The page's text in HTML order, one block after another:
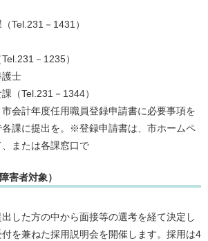
Tel.231－1431）
－1235）
士
（Tel.231－1344）
会計年度任用職員登録申請書に必要事項を
課に提出を。※登録申請書は、市ホームペ
または各課窓口で
害者対象）
した方の中から面接等の選考を経て決定し
を兼ねた採用説明会を開催します。採用は4